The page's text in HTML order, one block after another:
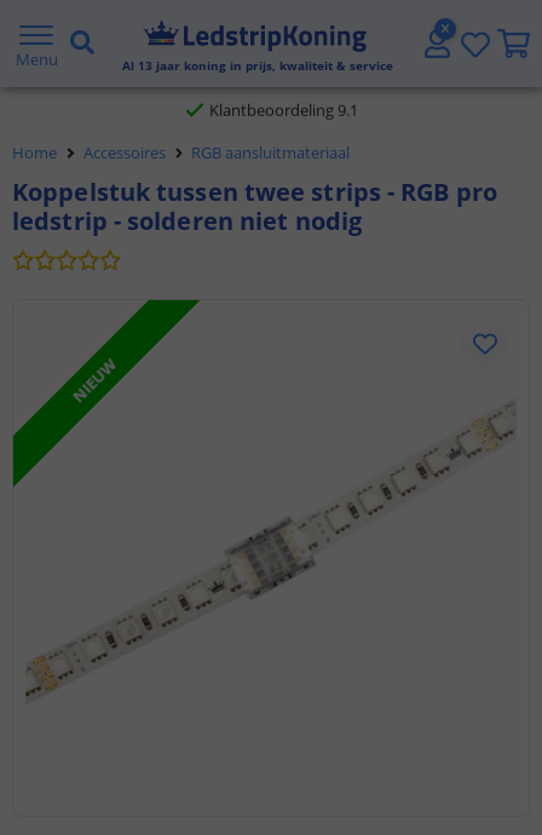
Menu Al 13 jaar koning in prijs, kwaliteit & service
Gratis verzending vanaf € 20,- NL en BE
Klantbeoordeling 9.1
Voor 23:45 uur besteld,morgen in huis
Home Accessoires RGB aansluitmateriaal
Koppelstuk tussen twee strips - RGB pro
ledstrip - solderen niet nodig
NIEUW